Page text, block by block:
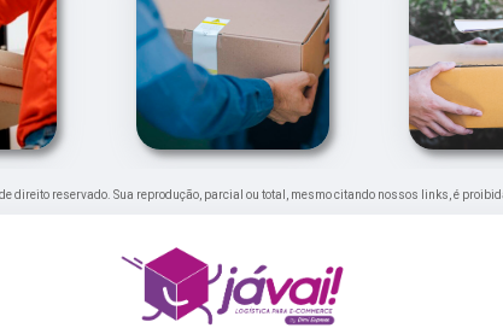
de direito reservado. Sua reprodução, parcial ou total, mesmo citando nossos links, é